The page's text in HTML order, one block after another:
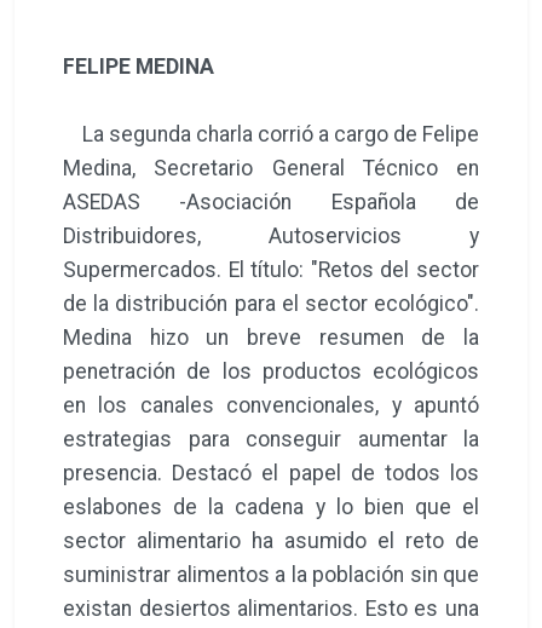
FELIPE MEDINA
La segunda charla corrió a cargo de Felipe
Medina, Secretario General Técnico en
ASEDAS -Asociación Española de
Distribuidores, Autoservicios y
Supermercados. El título: "Retos del sector
de la distribución para el sector ecológico".
Medina hizo un breve resumen de la
penetración de los productos ecológicos
en los canales convencionales, y apuntó
estrategias para conseguir aumentar la
presencia. Destacó el papel de todos los
eslabones de la cadena y lo bien que el
sector alimentario ha asumido el reto de
suministrar alimentos a la población sin que
existan desiertos alimentarios. Esto es una